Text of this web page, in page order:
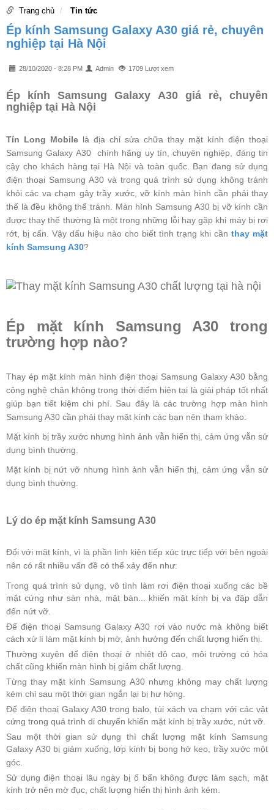
Trang chủ Tin tức
Ép kính Samsung Galaxy A30 giá rẻ, chuyên
nghiệp tại Hà Nội
28/10/2020 - 8:28 PM Admin 1709 Lượt xem
Ép kính Samsung Galaxy A30 giá rẻ, chuyên
nghiệp tại Hà Nội
Tín Long Mobile là địa chỉ sửa chữa thay mặt kính điện thoại
Samsung Galaxy A30 chính hãng uy tín, chuyên nghiệp, đáng tin
cậy cho khách hàng tại Hà Nội và toàn quốc. Bạn đang sử dụng
điện thoại Samsung A30 và trong quá trình sử dụng không tránh
khỏi các va chạm gây trầy xước, vỡ kính màn hình cần phải thay
thế là đều không thể tránh. Màn hình Samsung A30 bị vỡ kính cần
được thay thế thường là một trong những lỗi hay gặp khi máy bị rơi
rớt, bị cấn. Vậy dấu hiệu nào cho biết tình trạng khi cần thay mặt
kính Samsung A30?
Ép mặt kính Samsung A30 trong
trường hợp nào?
Thay ép mặt kính màn hình điện thoại Samsung Galaxy A30 bằng
công nghệ chân không trong thời điểm hiện tại là giải pháp tốt nhất
giúp bạn tiết kiệm chi phí. Sau đây là các trường hợp màn hình
Samsung A30 cần phải thay mặt kính các bạn nên tham khảo:
Mặt kính bị trầy xước nhưng hình ảnh vẫn hiển thị, cảm ứng vẫn sử
dụng bình thường.
Mặt kính bị nứt vỡ nhưng hình ảnh vẫn hiển thị, cảm ứng vẫn sử
dụng bình thường.
Lý do ép mặt kính Samsung A30
Đối với mặt kính, vì là phần linh kiện tiếp xúc trực tiếp với bên ngoài
nên có rất nhiều vấn đề có thể xảy đến như:
Trong quá trình sử dụng, vô tình làm rơi điện thoại xuống các bề
mặt cứng như sàn nhà, mặt bàn... khiến mặt kính bị va đập dẫn
đến nứt vỡ.
Để điện thoại Samsung Galaxy A30 rơi vào nước mà không biết
cách xử lí làm mặt kính bị mờ, ảnh hưởng đến chất lượng hiển thị.
Thường xuyên để điện thoại ở nhiệt độ cao, môi trường có hóa
chất cũng khiến màn hình bị giảm chất lượng.
Từng thay mặt kính Samsung A30 nhưng không may chất lượng
kém chỉ sau một thời gian ngắn lại bị hư hỏng.
Để điện thoại Galaxy A30 trong balo, túi xách va chạm với các vật
cứng trong quá trình di chuyển khiến mặt kính bị trầy xước, nứt vỡ.
Sau một thời gian sử dụng thì chất lượng mặt kính Samsung
Galaxy A30 bị giảm xuống, lớp kính bị bong hở keo, trầy xước một
góc.
Sử dụng điện thoại lâu ngày bị ố bẩn không được làm sạch, mặt
kính trở nên mờ đục, chất lượng hiển thị hình ảnh kém.